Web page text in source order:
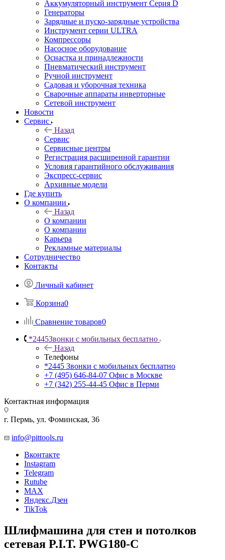
Аккумуляторный инструмент Серия D
Генераторы
Зарядные и пуско-зарядные устройства
Инструмент серии ULTRA
Компрессоры
Насосное оборудование
Оснастка и принадлежности
Пневматический инструмент
Ручной инструмент
Садовая и уборочная техника
Сварочные аппараты инверторные
Сетевой инструмент
Новости
Сервис
Назад
Сервис
Сервисные центры
Регистрация расширенной гарантии
Условия гарантийного обслуживания
Экспресс-сервис
Архивные модели
Где купить
О компании
Назад
О компании
О компании
Карьера
Рекламные материалы
Сотрудничество
Контакты
Личный кабинет
Корзина0
Сравнение товаров0
*2445Звонки с мобильных бесплатно
Назад
Телефоны
*2445 Звонки с мобильных бесплатно
+7 (495) 646-84-07 Офис в Москве
+7 (342) 255-44-45 Офис в Перми
Контактная информация
г. Пермь, ул. Фоминская, 36
info@pittools.ru
Вконтакте
Instagram
Telegram
Rutube
MAX
Яндекс.Дзен
TikTok
Шлифмашина для стен и потолков
сетевая P.I.T. PWG180-C